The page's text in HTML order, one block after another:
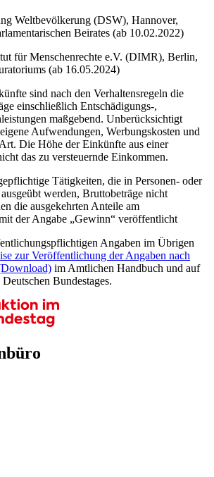
Weltbevölkerung (DSW), Hannover,
Beirates (ab 10.02.2022)
für Menschenrechte e.V. (DIMR), Berlin,
(ab 16.05.2024)
sind nach den Verhaltensregeln die
einschließlich Entschädigungs-,
maßgebend. Unberücksichtigt
Aufwendungen, Werbungskosten und
Die Höhe der Einkünfte aus einer
das zu versteuernde Einkommen.
Tätigkeiten, die in Personen- oder
werden, Bruttobeträge nicht
die ausgekehrten Anteile am
der Angabe „Gewinn“ veröffentlicht
Angaben im Übrigen
zur Veröffentlichung der Angaben nach
im Amtlichen Handbuch und auf
Bundestages.